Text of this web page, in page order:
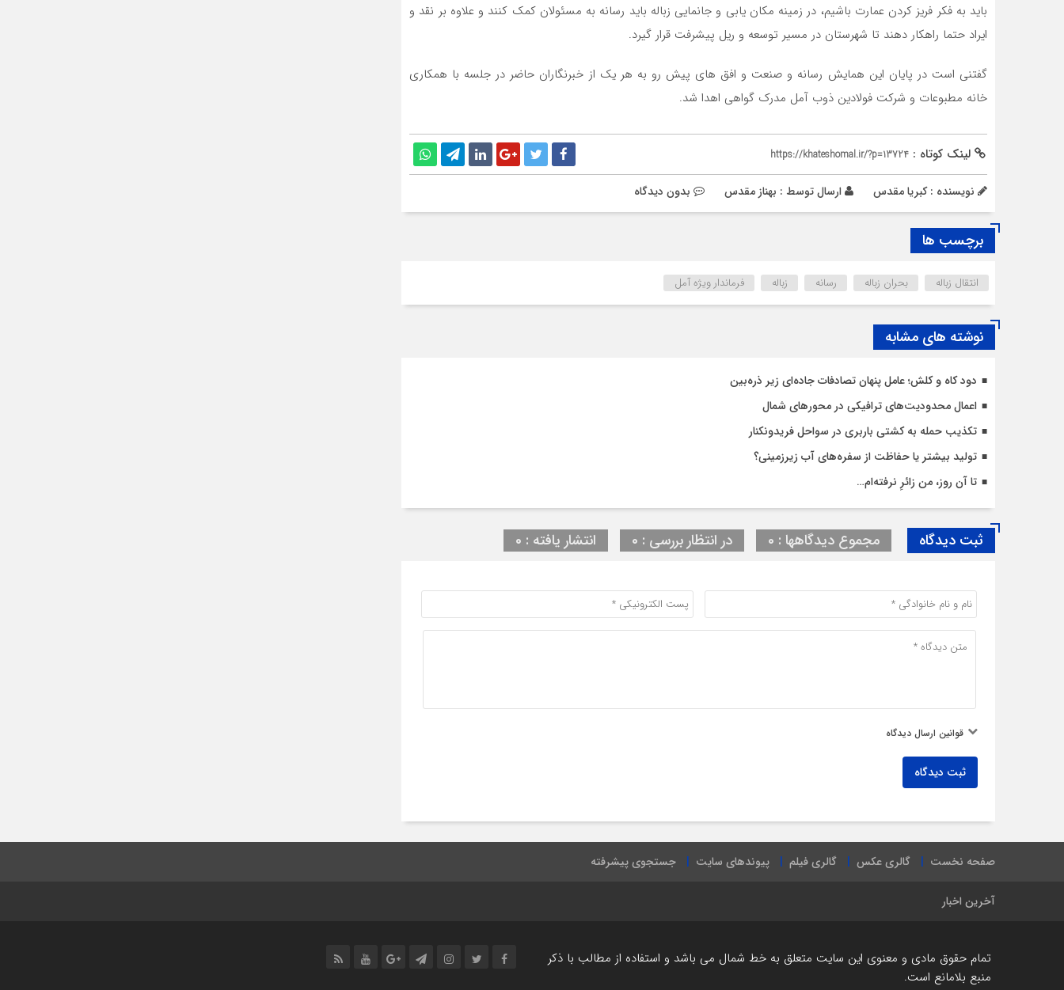
باید به فکر فریز کردن عمارت باشیم، در زمینه مکان یابی و جانمایی زباله باید رسانه به مسئولان کمک کنند و علاوه بر نقد و
ایراد حتما راهکار دهند تا شهرستان در مسیر توسعه و ریل پیشرفت قرار گیرد.
گفتنی است در پایان این همایش رسانه و صنعت و افق های پیش رو به هر یک از خبرنگاران حاضر در جلسه با همکاری
خانه مطبوعات و شرکت فولادین ذوب آمل مدرک گواهی اهدا شد.
لینک کوتاه : https://khateshomal.ir/?p=13724
نویسنده : کبریا مقدس ارسال توسط : بهناز مقدس بدون دیدگاه
برچسب ها
انتقال زباله بحران زباله رسانه زباله فرماندار ویژه آمل
نوشته های مشابه
دود کاه و کلش؛ عامل پنهان تصادفات جاده‌ای زیر ذره‌بین
اعمال محدودیت‌‌های ترافیکی در محورهای شمال
تکذیب حمله به کشتی باربری در سواحل فریدونکنار
تولید بیشتر یا حفاظت از سفره‌های آب زیرزمینی؟
تا آن روز، من زائرِ نرفته‌ام…
ثبت دیدگاه مجموع دیدگاهها : 0 در انتظار بررسی : 0 انتشار یافته : 0
قوانین ارسال دیدگاه
ثبت دیدگاه
صفحه نخست گالری عکس گالری فیلم پیوندهای سایت جستجوی پیشرفته
آخرین اخبار
تمام حقوق مادی و معنوی این سایت متعلق به خط شمال می باشد و استفاده از مطالب با ذکر
منبع بلامانع است.